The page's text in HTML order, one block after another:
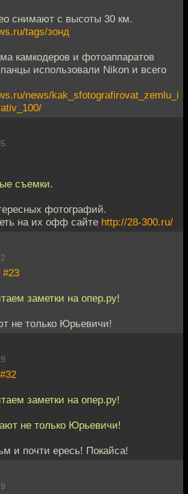
снимают с высоты 30 км.
tags/зонд
камкодеров и фотоаппаратов
использовали Nikon и всего
news/kak_sfotografirovat_zemlu_i
съемки.
фотографий.
на их офф сайте http://28-300.ru/
#23
заметки на опер.ру!
не только Юрьевичи!
#32
заметки на опер.ру!
не только Юрьевичи!
и почти ересь! Покайса!